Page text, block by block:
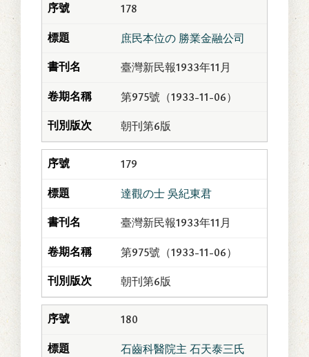
178
庶民本位の 勝業金融公司
臺灣新民報1933年11月
第975號（1933-11-06）
朝刊第6版
179
達觀の士 吳紀東君
臺灣新民報1933年11月
第975號（1933-11-06）
朝刊第6版
180
石齒科醫院主 石天泰三氏